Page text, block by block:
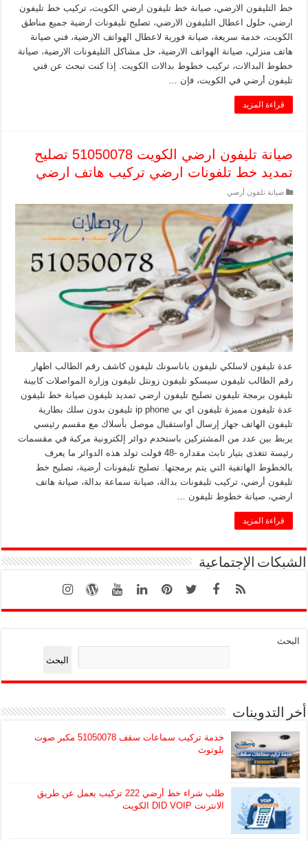
خط التليفون الارضي، صيانة خط تليفون ارضي الكويت، تركيب خط تليفون
ارضي، حلول اعطال التليفون الارضي، تصليح تليفونات ارضية جميع مناطق
الكويت، خدمة سريعة، صيانة فورية لاعطال الهواتف الارضية، فني صيانة
هاتف منزلي، صيانة الهواتف الارضية، حل مشاكل التليفونات الارضية، صيانة
خطوط البدالات، تركيب خطوط بدالات الكويت. إذا كنت تبحث عن فني
تليفون أرضي في الكويت، فإن …
قراءة المزيد
صيانة تليفون ارضي الكويت 51050078 تصليح
تمديد خط تلفونات ارضي تركيب هاتف ارضي
صيانة تلفون أرضي
عدة تليفون لاسلكي تليفون باناسونك تليفون كاشف رقم الطالب اظهار
رقم الطالب تليفون سيسكو تليفون زونتل تليفون وزارة المواصلات كابينة
تليفون برمجة تليفون تصليح تليفون ارضي تمديد تليفون صيانة خط تليفون
عدة تليفون مميزة تليفون اي بي ip phone تليفون بدون سلك بطارية
تليفون الهاتف جهاز إرسال أواستقبال موصل بأسلاك مع مقسم رئيسي
يربط بين عدد من المشتركين باستخدم دوائر إلكترونية مركبة في مقسمات
رئيسة تتغذى بتيار تابث مقداره -48 فولت تولد هذه الدوائر ما يعرف
بالخطوط الهاتفية التي يتم برمجتها. تصليح تليفونات أرضية، تصليح خط
تليفون أرضي، تركيب تليفونات بدالة، صيانة سماعة بدالة، صيانة هاتف
ارضي، صيانة خطوط تليفون …
قراءة المزيد
الشبكات الإجتماعية
البحث
البحث
أخر التدوينات
خدمة تركيب سماعات سقف 51050078 مكبر صوت
بلوتوث
طلب شراء خط أرضي 222 تركيب يعمل عن طريق
الانترنت DID VOIP الكويت